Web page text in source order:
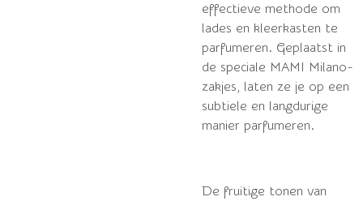
effectieve methode om
lades en kleerkasten te
parfumeren. Geplaatst in
de speciale MAMI Milano-
zakjes, laten ze je op een
subtiele en langdurige
manier parfumeren.
De fruitige tonen van